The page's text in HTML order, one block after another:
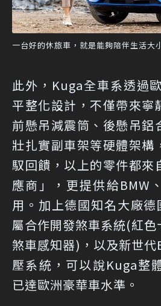
一台好的休旅車，就是能夠陪伴生活大
此外，Kuga全車系透過
平整化設計，不僅帶來寧
前懸吊減震筒、後懸吊鋁
壯扎實副車架等硬體架構
馭回饋，以上的零件都來
應商」，更提供給BMW
用。加上德國知名大廠
屬合作開發煞車系統(紅色
煞車感知器)，以及新世代
壓系統，可以說Kuga整
已達歐洲豪華車水準。